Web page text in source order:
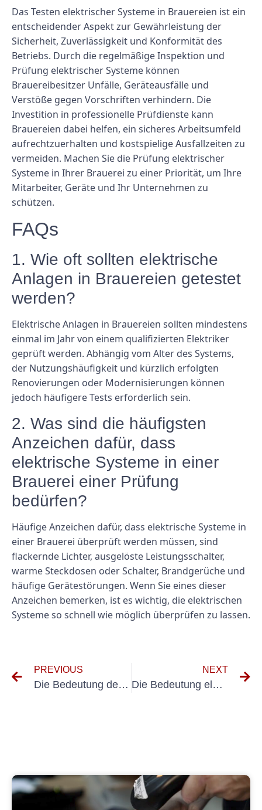
Das Testen elektrischer Systeme in Brauereien ist ein
entscheidender Aspekt zur Gewährleistung der
Sicherheit, Zuverlässigkeit und Konformität des
Betriebs. Durch die regelmäßige Inspektion und
Prüfung elektrischer Systeme können
Brauereibesitzer Unfälle, Geräteausfälle und
Verstöße gegen Vorschriften verhindern. Die
Investition in professionelle Prüfdienste kann
Brauereien dabei helfen, ein sicheres Arbeitsumfeld
aufrechtzuerhalten und kostspielige Ausfallzeiten zu
vermeiden. Machen Sie die Prüfung elektrischer
Systeme in Ihrer Brauerei zu einer Priorität, um Ihre
Mitarbeiter, Geräte und Ihr Unternehmen zu
schützen.
FAQs
1. Wie oft sollten elektrische
Anlagen in Brauereien getestet
werden?
Elektrische Anlagen in Brauereien sollten mindestens
einmal im Jahr von einem qualifizierten Elektriker
geprüft werden. Abhängig vom Alter des Systems,
der Nutzungshäufigkeit und kürzlich erfolgten
Renovierungen oder Modernisierungen können
jedoch häufigere Tests erforderlich sein.
2. Was sind die häufigsten
Anzeichen dafür, dass
elektrische Systeme in einer
Brauerei einer Prüfung
bedürfen?
Häufige Anzeichen dafür, dass elektrische Systeme in
einer Brauerei überprüft werden müssen, sind
flackernde Lichter, ausgelöste Leistungsschalter,
warme Steckdosen oder Schalter, Brandgerüche und
häufige Gerätestörungen. Wenn Sie eines dieser
Anzeichen bemerken, ist es wichtig, die elektrischen
Systeme so schnell wie möglich überprüfen zu lassen.
PREVIOUS
Die Bedeutung der DGUV V3-Prüfung in der Veterinärmedizin verstehen
NEXT
Die Bedeutung elektrischer Tests in der Tanzausbildung: Ein Leitfaden für Tanzlehrer